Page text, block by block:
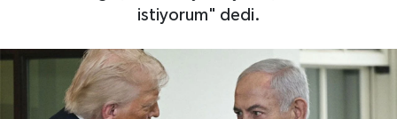
istiyorum" dedi.
Gayrimenkul